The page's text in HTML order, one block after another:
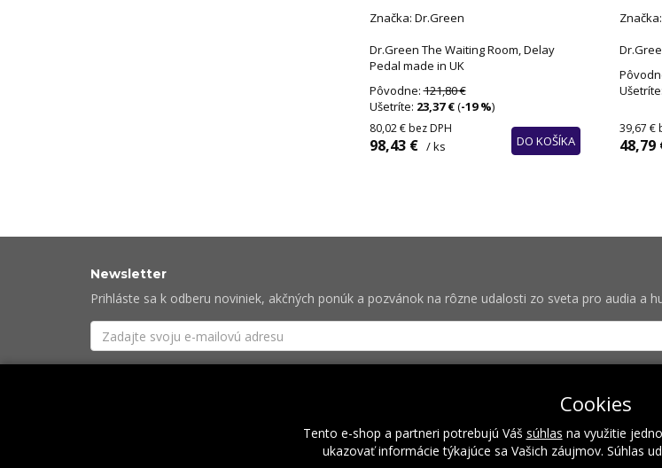
Značka: Dr.Green
Dr.Green The Waiting Room, Delay
Pedal made in UK
Pôvodne:121,80 €
Ušetríte: 23,37 €(-19 %)
80,02 € bez DPH
98,43 € / ks DO KOŠÍKA
Ušetríte:
39,67 €
48,79
Newsletter
Prihláste sa k odberu noviniek, akčných ponúk a pozvánok na rôzne udalosti zo sveta pro audia a
O nás Naše hodnoty Inštalácie Referencie
Cookies
Tento e-shop a partneri potrebujú Váš súhlas na využitie
ukazovať informácie týkajúce sa Vašich záujmov. Súhlas